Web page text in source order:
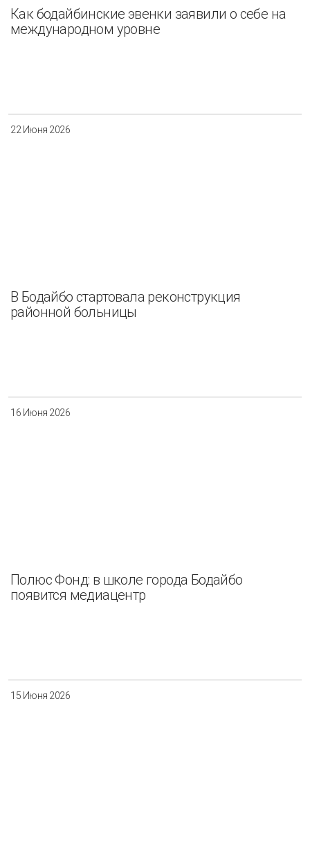
Как бодайбинские эвенки заявили о себе на
международном уровне
22 Июня 2026
В Бодайбо стартовала реконструкция
районной больницы
16 Июня 2026
Полюс Фонд: в школе города Бодайбо
появится медиацентр
15 Июня 2026